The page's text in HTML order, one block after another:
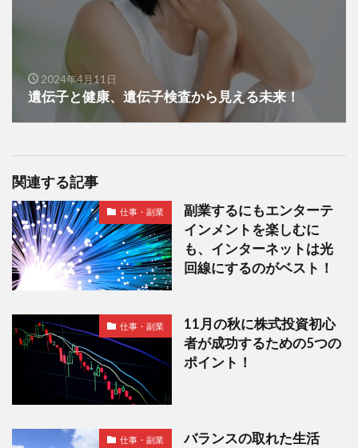
2024年4月11日
遺伝子と健康、遺伝子検査から見える未来！
関連する記事
仕事・副業
副業するにもエンターテ
インメントを楽しむに
も、インターネットは光
回線にするのがベスト！
仕事・副業
11月の秋に株式投資初心
者が成功するための5つの
ポイント！
仕事・副業 バランスの取れた生活